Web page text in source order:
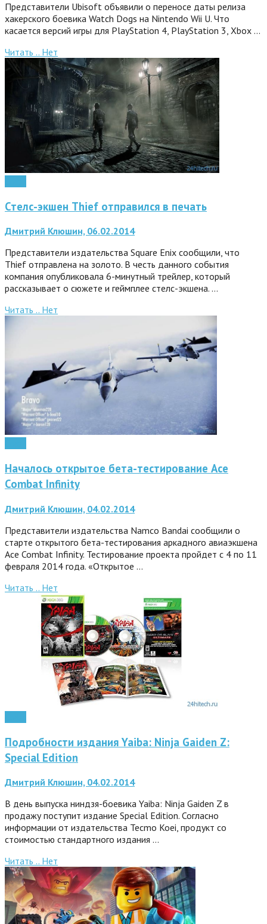
Представители Ubisoft объявили о переносе даты релиза
хакерского боевика Watch Dogs на Nintendo Wii U. Что
касается версий игры для PlayStation 4, PlayStation 3, Xbox …
Читать .. Нет
Стелс-экшен Thief отправился в печать
Дмитрий Клюшин, 06.02.2014
Представители издательства Square Enix сообщили, что
Thief отправлена на золото. В честь данного события
компания опубликовала 6-минутный трейлер, который
рассказывает о сюжете и геймплее стелс-экшена. …
Читать .. Нет
Началось открытое бета-тестирование Ace
Combat Infinity
Дмитрий Клюшин, 04.02.2014
Представители издательства Namco Bandai сообщили о
старте открытого бета-тестирования аркадного авиаэкшена
Ace Combat Infinity. Тестирование проекта пройдет с 4 по 11
февраля 2014 года. «Открытое …
Читать .. Нет
Подробности издания Yaiba: Ninja Gaiden Z:
Special Edition
Дмитрий Клюшин, 04.02.2014
В день выпуска ниндзя-боевика Yaiba: Ninja Gaiden Z в
продажу поступит издание Special Edition. Согласно
информации от издательства Tecmo Koei, продукт со
стоимостью стандартного издания …
Читать .. Нет